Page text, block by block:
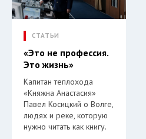
СТАТЬИ
«Это не профессия.
Это жизнь»
Капитан теплохода
«Княжна Анастасия»
Павел Косицкий о Волге,
людях и реке, которую
нужно читать как книгу.